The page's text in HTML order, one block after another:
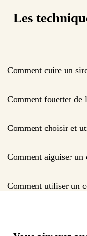
Les
Comment cuire un
Comment fouetter de
Comment choisir et
Comment aiguiser un
Comment utiliser un